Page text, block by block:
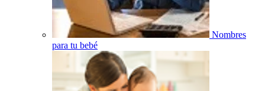
Nombres
para tu bebé